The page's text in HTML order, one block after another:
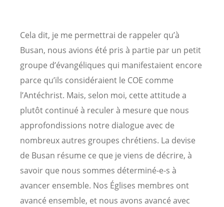
Cela dit, je me permettrai de rappeler qu’à
Busan, nous avions été pris à partie par un petit
groupe d’évangéliques qui manifestaient encore
parce qu’ils considéraient le COE comme
l’Antéchrist. Mais, selon moi, cette attitude a
plutôt continué à reculer à mesure que nous
approfondissions notre dialogue avec de
nombreux autres groupes chrétiens. La devise
de Busan résume ce que je viens de décrire, à
savoir que nous sommes déterminé-e-s à
avancer ensemble. Nos Églises membres ont
avancé ensemble, et nous avons avancé avec